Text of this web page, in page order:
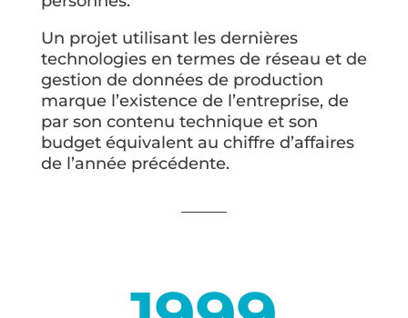
Un projet utilisant les dernières
technologies en termes de réseau et de
gestion de données de production
marque l’existence de l’entreprise, de
par son contenu technique et son
budget équivalent au chiffre d’affaires
de l’année précédente.